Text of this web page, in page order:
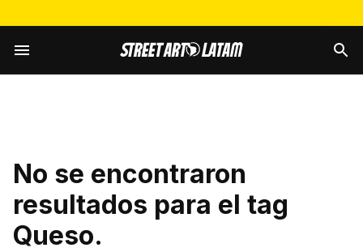
No se encontraron
resultados para el tag
Queso.